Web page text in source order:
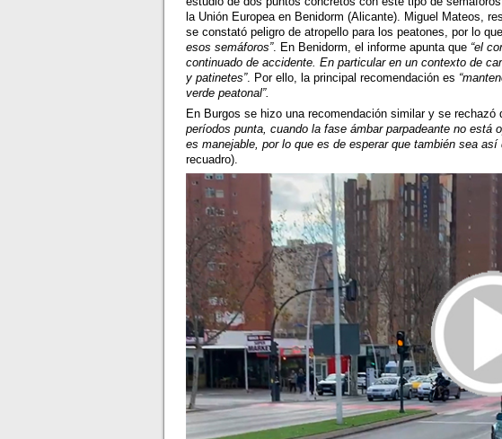
la Unión Europea en Benidorm (Alicante). Miguel Mateos,
se constató peligro de atropello para los peatones, por lo
esos semáforos”. En Benidorm, el informe apunta que “el
continuado de accidente. En particular en un contexto de
y patinetes”. Por ello, la principal recomendación es
verde peatonal”.
En Burgos se hizo una recomendación similar y se
períodos punta, cuando la fase ámbar parpadeante no
es manejable, por lo que es de esperar que también sea
recuadro).